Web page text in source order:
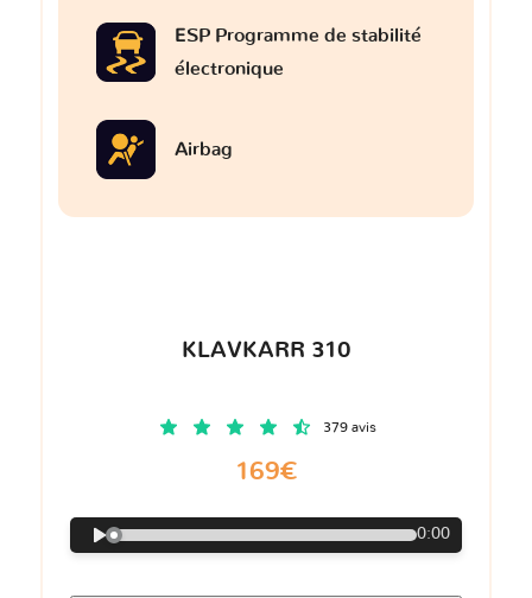
ESP Programme de stabilité
électronique
Airbag
KLAVKARR 310
379 avis
169€
0:00